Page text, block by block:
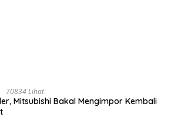
70834 Lihat
Mitsubishi Bakal Mengimpor Kembali